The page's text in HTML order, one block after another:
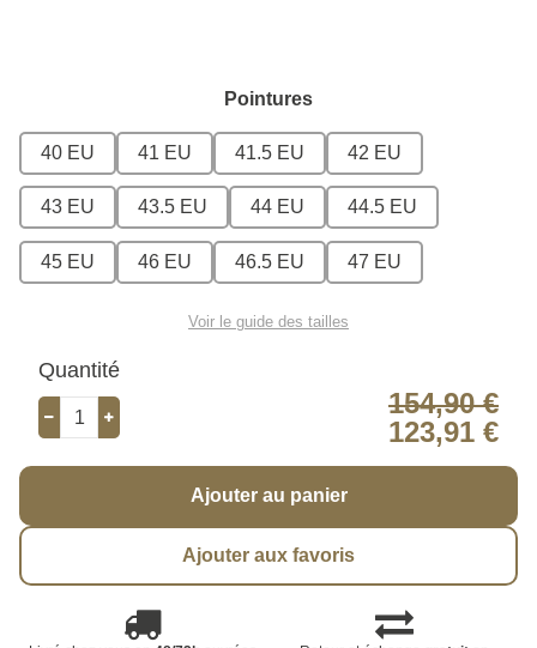
Pointures
40 EU 41 EU 41.5 EU 42 EU
43 EU 43.5 EU 44 EU 44.5 EU
45 EU 46 EU 46.5 EU 47 EU
Voir le guide des tailles
Quantité
154,90 €
123,91 €
Ajouter au panier
Ajouter aux favoris